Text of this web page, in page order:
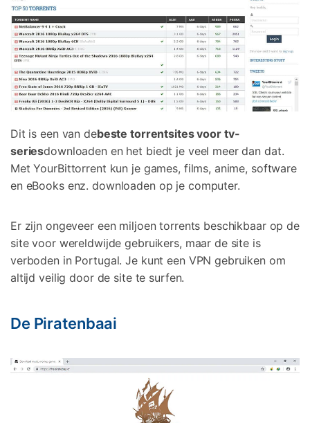
Dit is een van debeste torrentsites voor tv-
seriesdownloaden en het biedt je veel meer dan dat.
Met YourBittorrent kun je games, films, anime, software
en eBooks enz. downloaden op je computer.
Er zijn ongeveer een miljoen torrents beschikbaar op de
site voor wereldwijde gebruikers, maar de site is
verboden in Portugal. Je kunt een VPN gebruiken om
altijd veilig door de site te surfen.
De Piratenbaai